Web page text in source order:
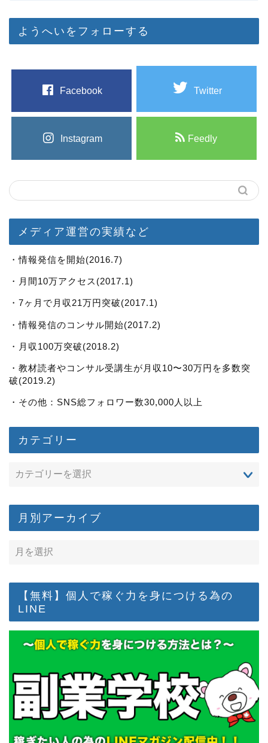
ようへいをフォローする
Facebook Twitter
Instagram Feedly
メディア運営の実績など
・情報発信を開始(2016.7)
・月間10万アクセス(2017.1)
・7ヶ月で月収21万円突破(2017.1)
・情報発信のコンサル開始(2017.2)
・月収100万突破(2018.2)
・教材読者やコンサル受講生が月収10〜30万円を多数突
破(2019.2)
・その他：SNS総フォロワー数30,000人以上
カテゴリー
月別アーカイブ
【無料】個人で稼ぐ力を身につける為の
LINE